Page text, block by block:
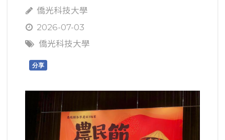
僑光科技大學
2026-07-03
僑光科技大學
分享